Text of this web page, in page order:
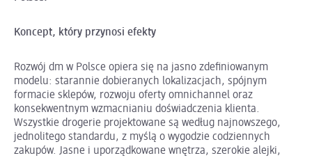
Koncept, który przynosi efekty
Rozwój dm w Polsce opiera się na jasno zdefiniowanym
modelu: starannie dobieranych lokalizacjach, spójnym
formacie sklepów, rozwoju oferty omnichannel oraz
konsekwentnym wzmacnianiu doświadczenia klienta.
Wszystkie drogerie projektowane są według najnowszego,
jednolitego standardu, z myślą o wygodzie codziennych
zakupów. Jasne i uporządkowane wnętrza, szerokie alejki,